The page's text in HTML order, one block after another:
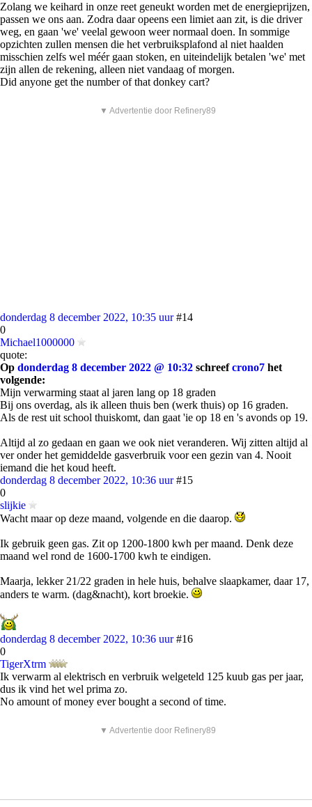
Zolang we keihard in onze reet geneukt worden met de energieprijzen,
passen we ons aan. Zodra daar opeens een limiet aan zit, is die driver
weg, en gaan 'we' veelal gewoon weer normaal doen. In sommige
opzichten zullen mensen die het verbruiksplafond al niet haalden
misschien zelfs wel méér gaan stoken, en uiteindelijk betalen 'we' met
zijn allen de rekening, alleen niet vandaag of morgen.
Did anyone get the number of that donkey cart?
▼ Advertentie door Refinery89
donderdag 8 december 2022, 10:35 uur #14
0
Michael1000000
quote:
Op donderdag 8 december 2022 @ 10:32 schreefcrono7 het
volgende:
Mijn verwarming staat al jaren lang op 18 graden
Bij ons overdag, als ik alleen thuis ben (werk thuis) op 16 graden.
Als de rest uit school thuiskomt, dan gaat 'ie op 18 en 's avonds op 19.
Altijd al zo gedaan en gaan we ook niet veranderen. Wij zitten altijd al
ver onder het gemiddelde gasverbruik voor een gezin van 4. Nooit
iemand die het koud heeft.
donderdag 8 december 2022, 10:36 uur #15
0
slijkie
Wacht maar op deze maand, volgende en die daarop.
Ik gebruik geen gas. Zit op 1200-1800 kwh per maand. Denk deze
maand wel rond de 1600-1700 kwh te eindigen.
Maarja, lekker 21/22 graden in hele huis, behalve slaapkamer, daar 17,
anders te warm. (dag&nacht), kort broekie.
donderdag 8 december 2022, 10:36 uur #16
0
TigerXtrm
Ik verwarm al elektrisch en verbruik welgeteld 125 kuub gas per jaar,
dus ik vind het wel prima zo.
No amount of money ever bought a second of time.
▼ Advertentie door Refinery89